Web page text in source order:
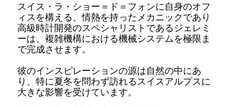
スイス・ラ・ショー＝ド＝フォンに自身のオフ
ィスを構える、情熱を持ったメカニックであり
高級時計開発のスペシャリストであるジェレミ
ーは、複雑機構における機械システムを極限ま
で完成させます。
彼のインスピレーションの源は自然の中にあ
り、特に夏冬を問わず訪れるスイスアルプスに
大きな影響を受けています。